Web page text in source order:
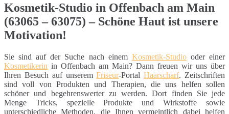
Kosmetik-Studio in Offenbach am Main
(63065 – 63075) – Schöne Haut ist unsere
Motivation!
Sie sind auf der Suche nach einem Kosmetik-Studiooder einer
Kosmetikerin in Offenbach am Main? Dann freuen wir uns über
Ihren Besuch auf unseremFriseur-PortalHaarscharf. Zeitschriften
sind voll von Produkten und Therapien, die uns helfen sollen
schöner und begehrenswerter zu werden. Dort finden Sie jede
Menge Tricks, spezielle Produkte und Wirkstoffe sowie
unterschiedliche Methoden, die Ihnen vermeintlich dabei helfen